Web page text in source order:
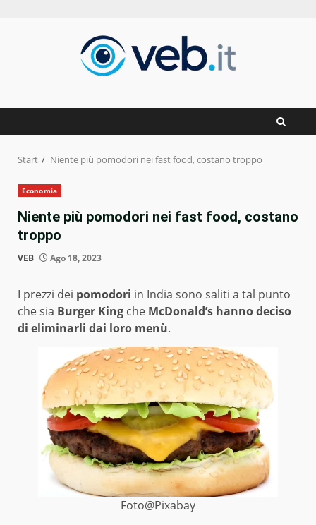
Start Niente più pomodori nei fast food, costano troppo
Economia
Niente più pomodori nei fast food, costano
troppo
VEB Ago 18, 2023
I prezzi dei pomodori in India sono saliti a tal punto
che sia Burger King che McDonald’s hanno deciso
di eliminarli dai loro menù.
Foto@Pixabay